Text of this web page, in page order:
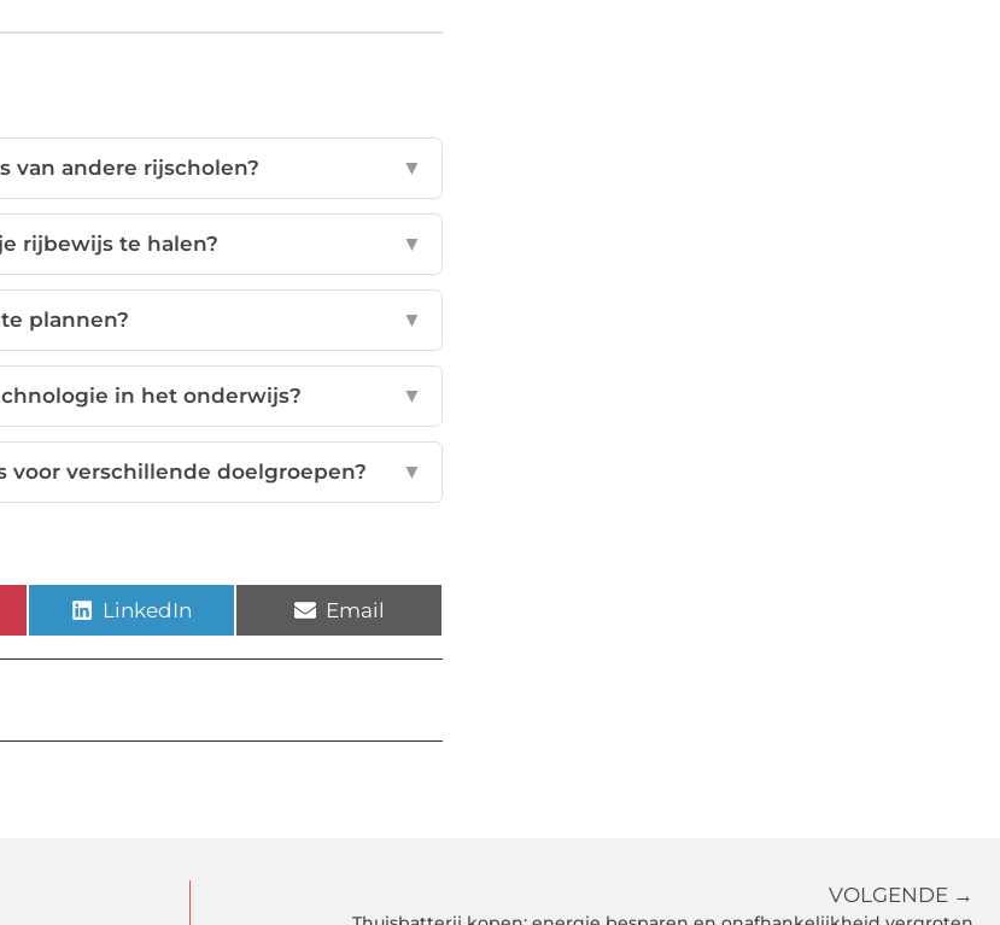
van andere rijscholen? ▼
rijbewijs te halen? ▼
plannen? ▼
in het onderwijs? ▼
voor verschillende doelgroepen? ▼
LinkedIn Email
VOLGENDE →